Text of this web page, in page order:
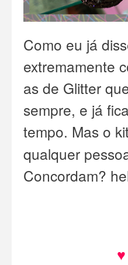
Como eu já
extremamente
as de Glitter
sempre, e já
tempo. Mas o
qualquer
Concordam?
♥